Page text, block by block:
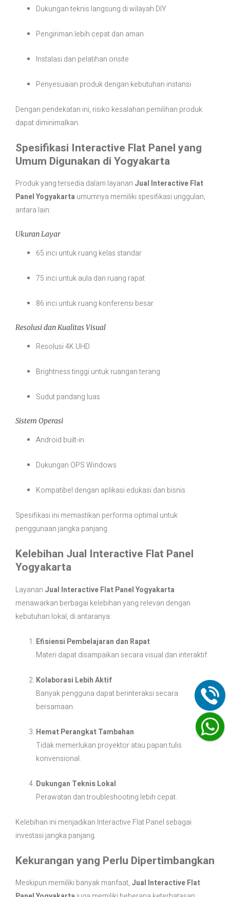
Dukungan teknis langsung di wilayah DIY
Pengiriman lebih cepat dan aman
Instalasi dan pelatihan onsite
Penyesuaian produk dengan kebutuhan instansi
Dengan pendekatan ini, risiko kesalahan pemilihan produk
dapat diminimalkan.
Spesifikasi Interactive Flat Panel yang
Umum Digunakan di Yogyakarta
Produk yang tersedia dalam layanan Jual Interactive Flat
Panel Yogyakarta umumnya memiliki spesifikasi unggulan,
antara lain:
Ukuran Layar
65 inci untuk ruang kelas standar
75 inci untuk aula dan ruang rapat
86 inci untuk ruang konferensi besar
Resolusi dan Kualitas Visual
Resolusi 4K UHD
Brightness tinggi untuk ruangan terang
Sudut pandang luas
Sistem Operasi
Android built-in
Dukungan OPS Windows
Kompatibel dengan aplikasi edukasi dan bisnis
Spesifikasi ini memastikan performa optimal untuk
penggunaan jangka panjang.
Kelebihan Jual Interactive Flat Panel
Yogyakarta
Layanan Jual Interactive Flat Panel Yogyakarta
menawarkan berbagai kelebihan yang relevan dengan
kebutuhan lokal, di antaranya:
Efisiensi Pembelajaran dan Rapat
Materi dapat disampaikan secara visual dan interaktif.
Kolaborasi Lebih Aktif
Banyak pengguna dapat berinteraksi secara
bersamaan.
Hemat Perangkat Tambahan
Tidak memerlukan proyektor atau papan tulis
konvensional.
Dukungan Teknis Lokal
Perawatan dan troubleshooting lebih cepat.
Kelebihan ini menjadikan Interactive Flat Panel sebagai
investasi jangka panjang.
Kekurangan yang Perlu Dipertimbangkan
Meskipun memiliki banyak manfaat, Jual Interactive Flat